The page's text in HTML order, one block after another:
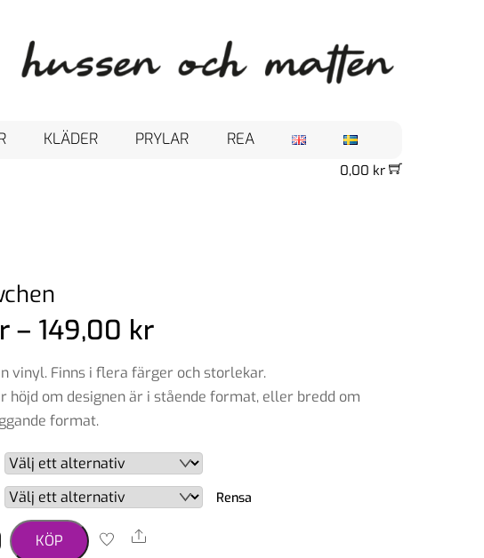
KLÄDER PRYLAR REA
0,00 kr
– 149,00 krPrisintervall:
till
149,00 kr
vinyl. Finns i flera färger och storlekar.
höjd om designen är i stående format, eller bredd om
format.
Rensa
KÖP Share